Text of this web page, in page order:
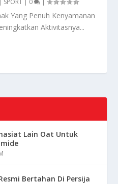
Yang Penuh Kenyamanan
Aktivitasnya...
Lain Oat Untuk
Bertahan Di Persija